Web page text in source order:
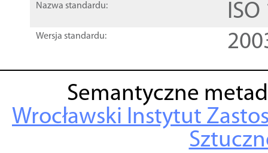
Nazwa standardu:
Wersja standardu:
Semantyczne
Wrocławski Instytut